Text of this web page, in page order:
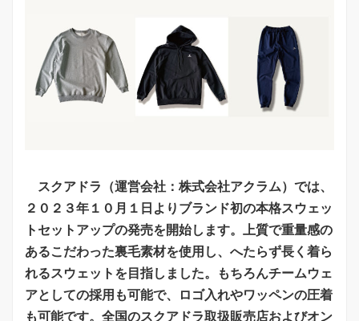
スクアドラ（運営会社：株式会社アクラム）では、
２０２３年１０月１日よりブランド初の本格スウェッ
トセットアップの発売を開始します。上質で重量感の
あるこだわった裏毛素材を使用し、へたらず長く着ら
れるスウェットを目指しました。もちろんチームウェ
アとしての採用も可能で、ロゴ入れやワッペンの圧着
も可能です。全国のスクアドラ取扱販売店およびオン